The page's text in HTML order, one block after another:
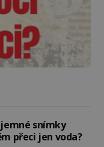
snímky
přeci jen voda?